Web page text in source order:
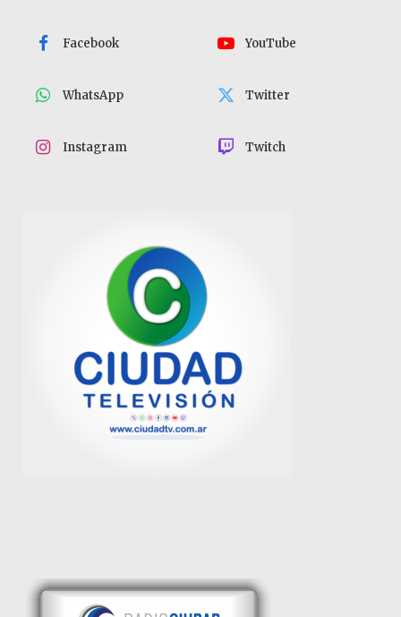
Facebook YouTube
WhatsApp Twitter
Instagram Twitch